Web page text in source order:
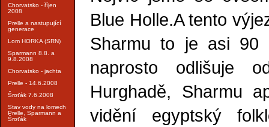
Chorvatsko - říjen
2008
Prelle a nastupující
generace
Lom HORKA (SRN)
Sparmann 8.8. a
9.8.2008
Chorvatsko - jachta
Prelle - 14.6.2008
Šroťák 7.6.2008
Stav vody na lomech
Prelle, Sparmann a
Šroťák
Blue Holle.A tento
Sharmu to je asi 90
naprosto odlišuje
Hurghadě, Sharmu
vidění egyptský